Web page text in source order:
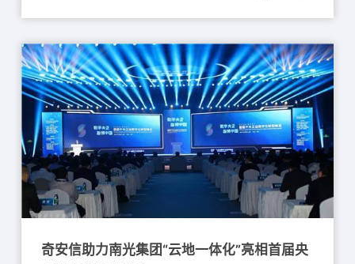
奇安信助力南光集团“云地一体化”亮相首届央